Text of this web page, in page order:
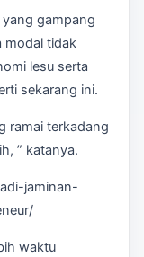
gampang
modal tidak
lesu serta
sekarang ini.
ramai terkadang
” katanya.
jaminan-
waktu